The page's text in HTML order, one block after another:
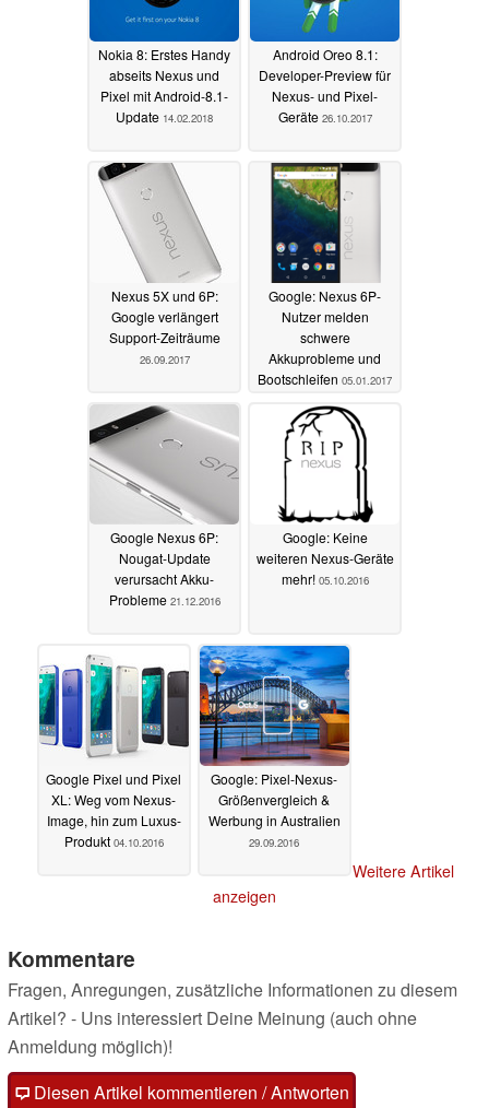
Nokia 8: Erstes Handy
abseits Nexus und
Pixel mit Android-8.1-
Update 14.02.2018
Android Oreo 8.1:
Developer-Preview für
Nexus- und Pixel-
Geräte 26.10.2017
Nexus 5X und 6P:
Google verlängert
Support-Zeiträume
26.09.2017
Google: Nexus 6P-
Nutzer melden
schwere
Akkuprobleme und
Bootschleifen 05.01.2017
Google Nexus 6P:
Nougat-Update
verursacht Akku-
Probleme 21.12.2016
Google: Keine
weiteren Nexus-Geräte
mehr! 05.10.2016
Google Pixel und Pixel
XL: Weg vom Nexus-
Image, hin zum Luxus-
Produkt 04.10.2016
Google: Pixel-Nexus-
Größenvergleich &
Werbung in Australien
29.09.2016
Weitere Artikel
anzeigen
Kommentare
Fragen, Anregungen, zusätzliche Informationen zu diesem
Artikel? - Uns interessiert Deine Meinung (auch ohne
Anmeldung möglich)!
Diesen Artikel kommentieren / Antworten